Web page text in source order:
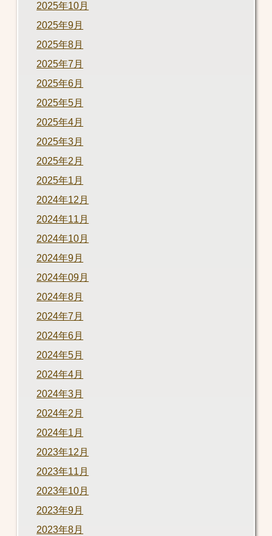
2025年10月
2025年9月
2025年8月
2025年7月
2025年6月
2025年5月
2025年4月
2025年3月
2025年2月
2025年1月
2024年12月
2024年11月
2024年10月
2024年9月
2024年09月
2024年8月
2024年7月
2024年6月
2024年5月
2024年4月
2024年3月
2024年2月
2024年1月
2023年12月
2023年11月
2023年10月
2023年9月
2023年8月